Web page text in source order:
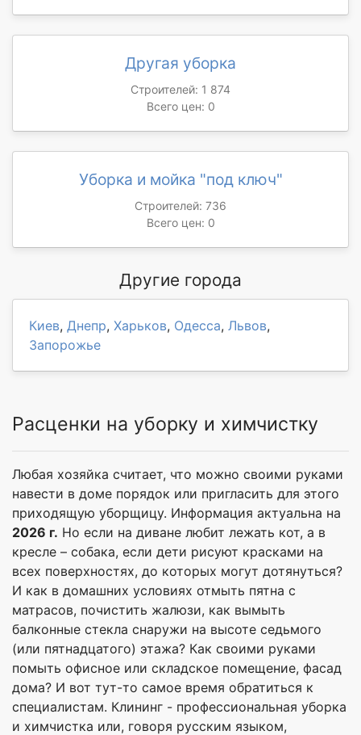
Другая уборка
Строителей: 1 874
Всего цен: 0
Уборка и мойка "под ключ"
Строителей: 736
Всего цен: 0
Другие города
Киев, Днепр, Харьков, Одесса, Львов,
Запорожье
Расценки на уборку и химчистку
Любая хозяйка считает, что можно своими руками
навести в доме порядок или пригласить для этого
приходящую уборщицу. Информация актуальна на
2026 г. Но если на диване любит лежать кот, а в
кресле – собака, если дети рисуют красками на
всех поверхностях, до которых могут дотянуться?
И как в домашних условиях отмыть пятна с
матрасов, почистить жалюзи, как вымыть
балконные стекла снаружи на высоте седьмого
(или пятнадцатого) этажа? Как своими руками
помыть офисное или складское помещение, фасад
дома? И вот тут-то самое время обратиться к
специалистам. Клининг - профессиональная уборка
и химчистка или, говоря русским языком,